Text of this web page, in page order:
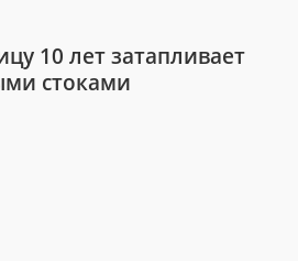
10 лет затапливает
стоками